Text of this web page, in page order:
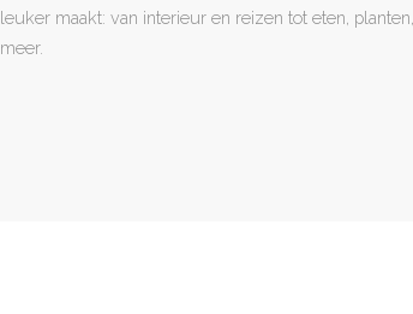
leuker maakt: van interieur en reizen tot eten,
meer.